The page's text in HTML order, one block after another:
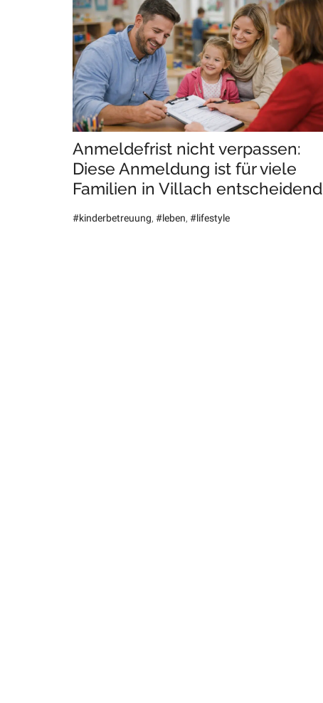
Anmeldefrist nicht verpassen:
Diese Anmeldung ist für viele
Familien in Villach entscheidend
#kinderbetreuung, #leben, #lifestyle